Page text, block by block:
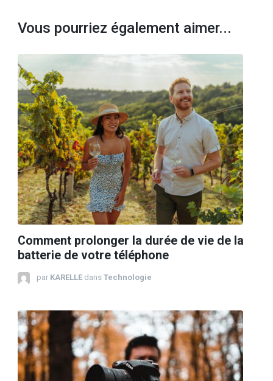
Vous pourriez également aimer...
Comment prolonger la durée de vie de la
batterie de votre téléphone
par KARELLE dans Technologie